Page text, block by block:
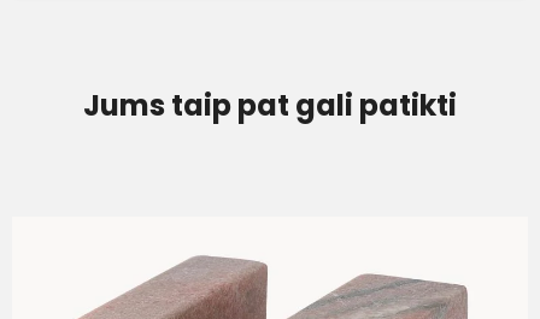
Jums taip pat gali patikti